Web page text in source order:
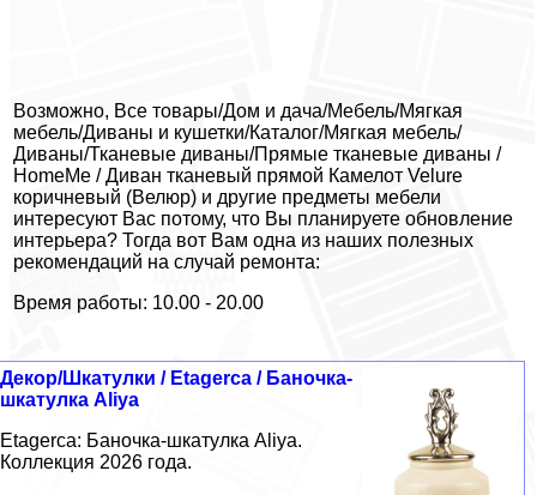
Возможно, Все товары/Дом и дача/Мебель/Мягкая
мебель/Диваны и кушетки/Каталог/Мягкая мебель/
Диваны/Тканевые диваны/Прямые тканевые диваны /
HomeMe / Диван тканевый прямой Камелот Velure
коричневый (Велюр) и другие предметы мебели
интересуют Вас потому, что Вы планируете обновление
интерьера? Тогда вот Вам одна из наших полезных
рекомендаций на случай ремонта:
Время работы: 10.00 - 20.00
Декор/Шкатулки / Etagerca / Баночка-
шкатулка Aliya
Etagerca: Баночка-шкатулка Aliya.
Коллекция 2026 года.